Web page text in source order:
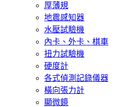
厚薄規
地震感知器
水壓試驗機
內卡、外卡、棋車
扭力試驗機
硬度計
各式偵測記錄儀器
橫向張力計
顯微鏡